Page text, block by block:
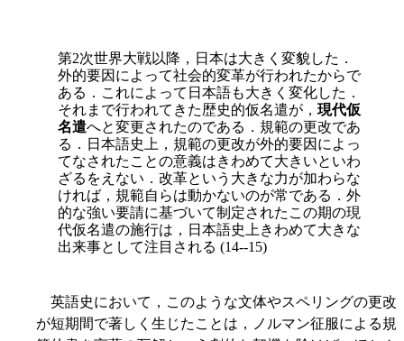
第2次世界大戦以降，日本は大きく変貌した．
外的要因によって社会的変革が行われたからで
ある．これによって日本語も大きく変化した．
それまで行われてきた歴史的仮名遣が， 現代仮
名遣へと変更されたのである．規範の更改であ
る．日本語史上，規範の更改が外的要因によっ
てなされたことの意義はきわめて大きいといわ
ざるをえない．改革という大きな力が加わらな
ければ，規範自らは動かないのが常である．外
的な強い要請に基づいて制定されたこの期の現
代仮名遣の施行は，日本語史上きわめて大きな
出来事として注目される (14--15)
英語史において，このような文体やスペリングの更改
が短期間で著しく生じたことは，ノルマン征服による規